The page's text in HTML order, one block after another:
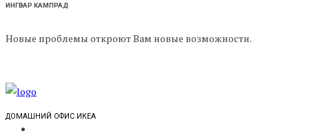
ИНГВАР КАМПРАД
Новые проблемы откроют Вам новые возможности.
ДОМАШНИЙ ОФИС ИКЕА